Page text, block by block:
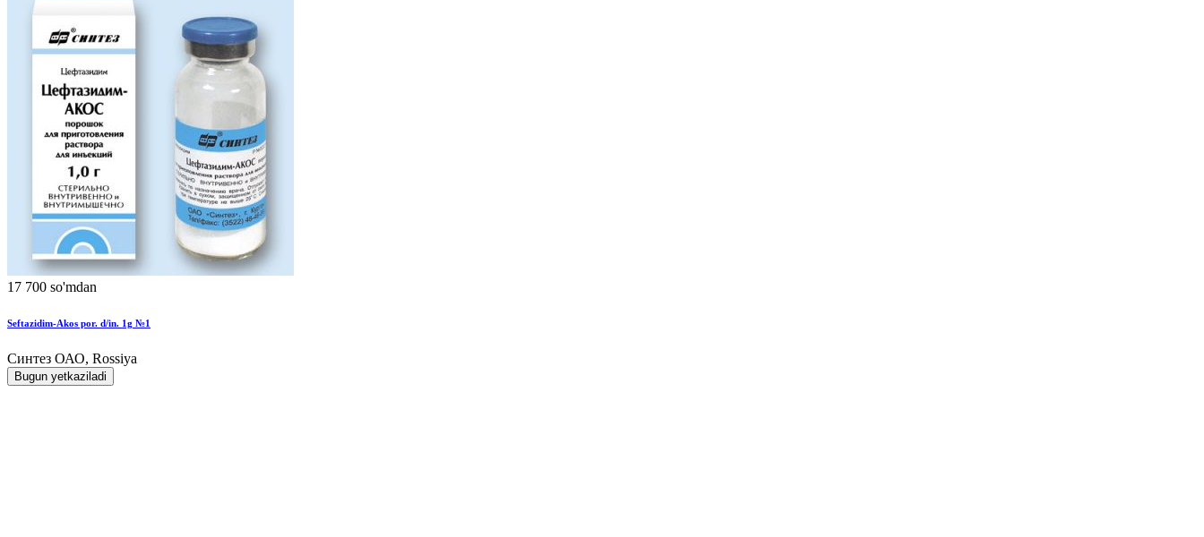
17 700 so'mdan
Seftazidim-Akos por. d/in. 1g №1
Синтез ОАО, Rossiya
Bugun yetkaziladi